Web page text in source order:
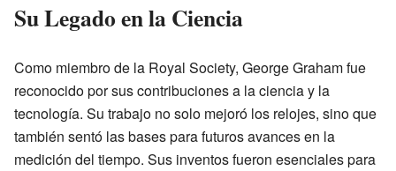
Su Legado en la Ciencia
Como miembro de la Royal Society, George Graham fue
reconocido por sus contribuciones a la ciencia y la
tecnología. Su trabajo no solo mejoró los relojes, sino que
también sentó las bases para futuros avances en la
medición del tiempo. Sus inventos fueron esenciales para